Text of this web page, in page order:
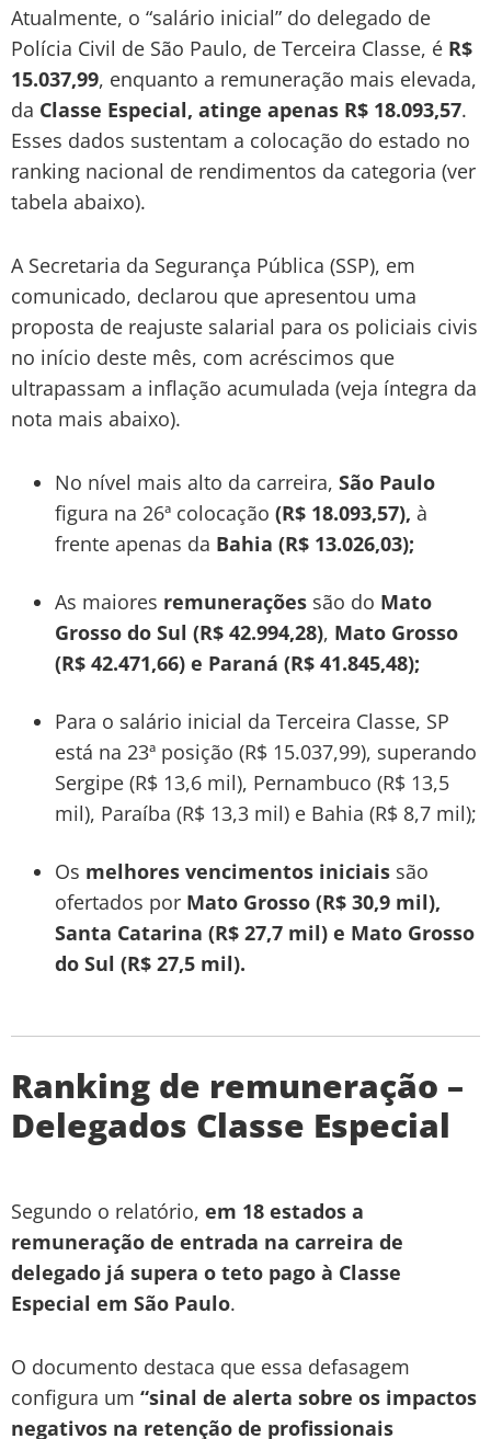
Atualmente, o “salário inicial” do delegado de
Polícia Civil de São Paulo, de Terceira Classe, é R$
15.037,99, enquanto a remuneração mais elevada,
da Classe Especial, atinge apenas R$ 18.093,57.
Esses dados sustentam a colocação do estado no
ranking nacional de rendimentos da categoria (ver
tabela abaixo).
A Secretaria da Segurança Pública (SSP), em
comunicado, declarou que apresentou uma
proposta de reajuste salarial para os policiais civis
no início deste mês, com acréscimos que
ultrapassam a inflação acumulada (veja íntegra da
nota mais abaixo).
No nível mais alto da carreira, São Paulo
figura na 26ª colocação (R$ 18.093,57), à
frente apenas da Bahia (R$ 13.026,03);
As maiores remunerações são do Mato
Grosso do Sul (R$ 42.994,28), Mato Grosso
(R$ 42.471,66) e Paraná (R$ 41.845,48);
Para o salário inicial da Terceira Classe, SP
está na 23ª posição (R$ 15.037,99), superando
Sergipe (R$ 13,6 mil), Pernambuco (R$ 13,5
mil), Paraíba (R$ 13,3 mil) e Bahia (R$ 8,7 mil);
Os melhores vencimentos iniciais são
ofertados por Mato Grosso (R$ 30,9 mil),
Santa Catarina (R$ 27,7 mil) e Mato Grosso
do Sul (R$ 27,5 mil).
Ranking de remuneração –
Delegados Classe Especial
Segundo o relatório, em 18 estados a
remuneração de entrada na carreira de
delegado já supera o teto pago à Classe
Especial em São Paulo.
O documento destaca que essa defasagem
configura um “sinal de alerta sobre os impactos
negativos na retenção de profissionais